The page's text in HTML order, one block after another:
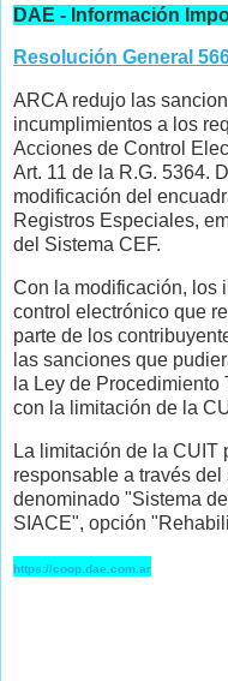
DAE - Información
Resolución General
ARCA redujo las
incumplimientos a los
Acciones de Control
Art. 11 de la R.G. 5364.
modificación del
Registros Especiales,
del Sistema CEF.
Con la modificación, los
control electrónico que
parte de los
las sanciones que
la Ley de
con la limitación de la
La limitación de la CUIT
responsable a través
denominado "Sistema
SIACE", opción
https://coop.dae.com.ar